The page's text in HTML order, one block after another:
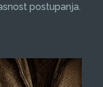
postupanja.